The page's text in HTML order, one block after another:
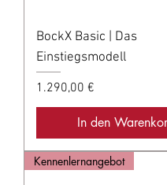
BockX Basic | Das
Einstiegsmodell
Preis
1.290,00 €
In den
Kennenlernangebot